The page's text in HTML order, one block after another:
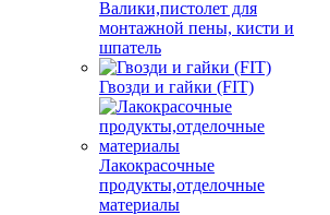
Валики,пистолет для
монтажной пены, кисти и
шпатель
Гвозди и гайки (FIT)
Лакокрасочные
продукты,отделочные
материалы